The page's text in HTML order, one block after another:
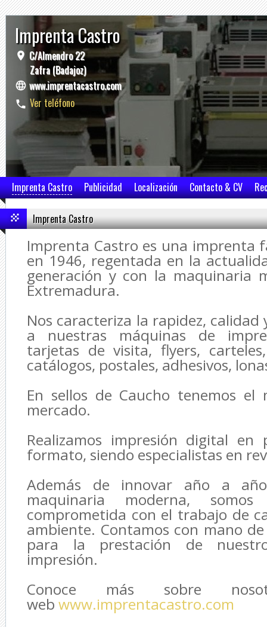
Imprenta Castro
C/Almendro 22
Zafra (Badajoz)
www.imprentacastro.com
Ver teléfono
Imprenta Castro Publicidad Localización Contacto & CV
Imprenta Castro
Imprenta Castro es una imprenta
en 1946, regentada en la
generación y con la maquinaria
Extremadura.
Nos caracteriza la rapidez, calidad
a nuestras máquinas de
tarjetas de visita, flyers,
catálogos, postales, adhesivos,
En sellos de Caucho tenemos el
mercado.
Realizamos impresión digital en
formato, siendo especialistas en
Además de innovar año a
maquinaria moderna,
comprometida con el trabajo de
ambiente. Contamos con mano
para la prestación de
impresión.
Conoce más sobre
web www.imprentacastro.com